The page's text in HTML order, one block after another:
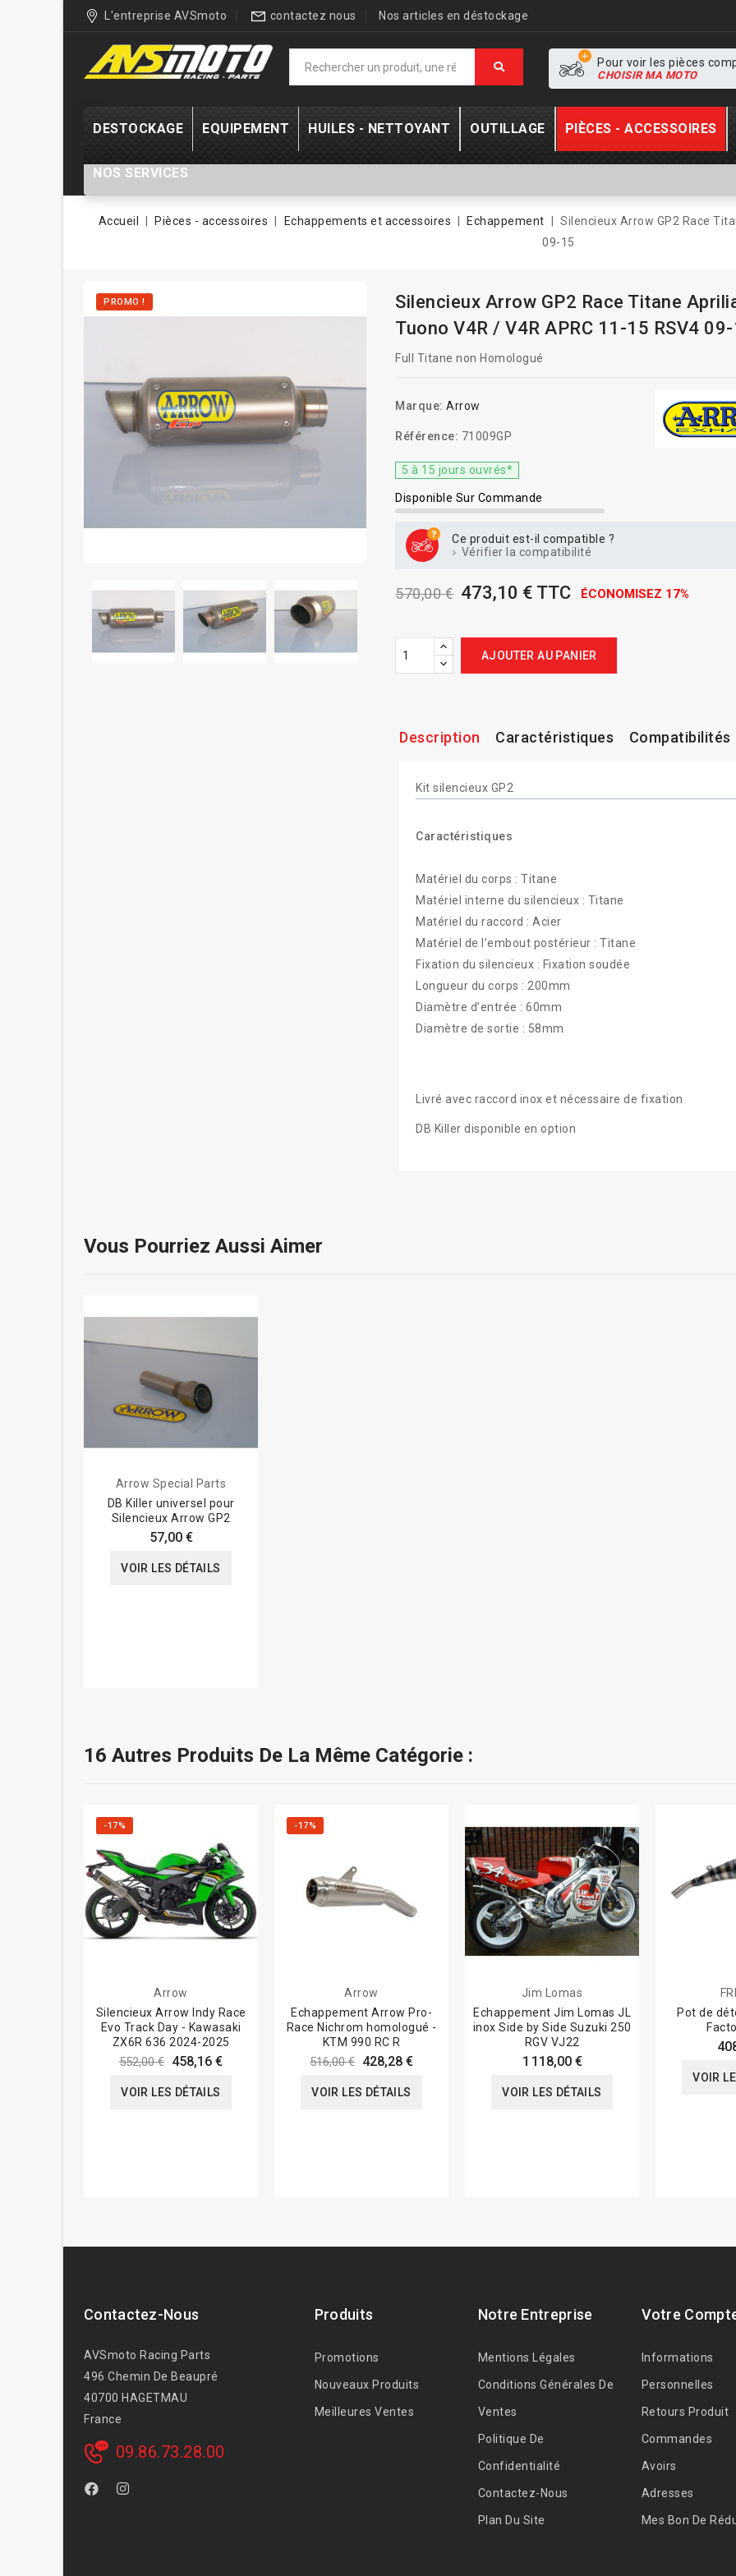
L'entreprise AVSmoto contactez nous Nos articles en déstockage
Pour voir les pièces
CHOISIR MA MOTO
DESTOCKAGE EQUIPEMENT HUILES - NETTOYANT OUTILLAGE PIÈCES - ACCESSOIRES
NOS SERVICES
Accueil Pièces - accessoires Echappements et accessoires Echappement
Silencieux Arrow GP2 Race
09-15
PROMO !
Silencieux Arrow GP2 Race Titane
Tuono V4R / V4R APRC 11-15 RSV4
Full Titane non Homologué
Marque: Arrow
Référence: 71009GP
5 à 15 jours ouvrés*
Disponible Sur Commande
Ce produit est-il compatible ?
Vérifier la compatibilité
570,00 € 473,10 € TTC ÉCONOMISEZ 17%
AJOUTER AU PANIER
Description Caractéristiques Compatibilités
Kit silencieux GP2
Caractéristiques
Matériel du corps : Titane
Matériel interne du silencieux : Titane
Matériel du raccord : Acier
Matériel de l’embout postérieur : Titane
Fixation du silencieux : Fixation soudée
Longueur du corps : 200mm
Diamètre d’entrée : 60mm
Diamètre de sortie : 58mm
Livré avec raccord inox et nécessaire de fixation
DB Killer disponible en option
Vous Pourriez Aussi Aimer
Arrow Special Parts
DB Killer universel pour
Silencieux Arrow GP2
57,00 €
VOIR LES DÉTAILS
16 Autres Produits De La Même Catégorie :
-17%
Arrow
Silencieux Arrow Indy Race
Evo Track Day - Kawasaki
ZX6R 636 2024-2025
552,00 € 458,16 €
VOIR LES DÉTAILS
-17%
Arrow
Echappement Arrow Pro-
Race Nichrom homologué -
KTM 990 RC R
516,00 € 428,28 €
VOIR LES DÉTAILS
Jim Lomas
Echappement Jim Lomas JL
inox Side by Side Suzuki 250
RGV VJ22
1 118,00 €
VOIR LES DÉTAILS
Pot de
VOIR
Contactez-Nous
AVSmoto Racing Parts
496 Chemin De Beaupré
40700 HAGETMAU
France
09.86.73.28.00
Produits
Promotions
Nouveaux Produits
Meilleures Ventes
Notre Entreprise
Mentions Légales
Conditions Générales De
Ventes
Politique De
Confidentialité
Contactez-Nous
Plan Du Site
Votre
Informations
Personnelles
Retours Produit
Commandes
Avoirs
Adresses
Mes Bon De